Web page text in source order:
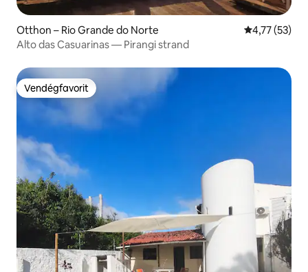
Otthon – Rio Grande do Norte Átlagos
4,77 (53)
Alto das Casuarinas — Pirangi strand
Vendégfavorit
Vendégfavorit